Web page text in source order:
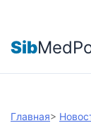
Sib
Главная>